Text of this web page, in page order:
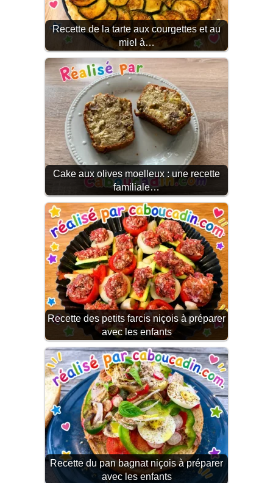
Recette de la tarte aux courgettes et au
miel à…
Cake aux olives moelleux : une recette
familiale…
Recette des petits farcis niçois à préparer
avec les enfants
Recette du pan bagnat niçois à préparer
avec les enfants